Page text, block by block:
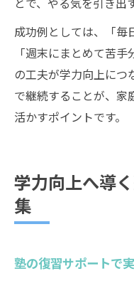
成功例としては、「毎
「週末にまとめて苦
の工夫が学力向上につ
で継続することが、家
活かすポイントです。
学力向上へ導
集
塾の復習サポートで